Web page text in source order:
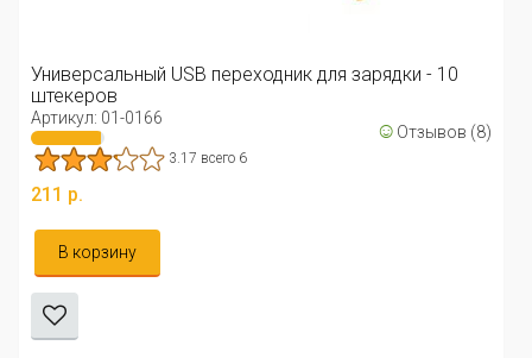
Универсальный USB переходник для зарядки - 10
штекеров
Артикул: 01-0166 ☺ Отзывов (8)
3.17 всего 6
211 р.
В корзину